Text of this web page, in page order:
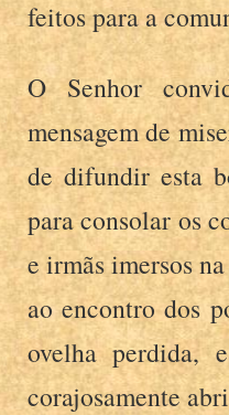
feitos para a
O Senhor
mensagem de
de difundir esta
para consolar os
e irmãs imersos
ao encontro dos
ovelha perdida,
corajosamente